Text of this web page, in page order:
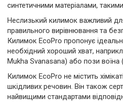
синтетичними матеріалами,
Неслизький килимок важливий
правильного вирівнювання та
Килимок EcoPro пропонує
необхідний хороший хват,
Mukha Svanasana) або пози воїна
Килимок EcoPro не містить
шкідливих речовин. Він також
найвищими стандартами